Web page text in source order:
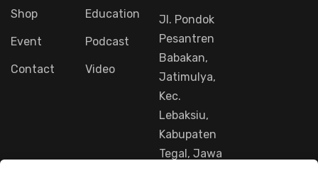
Shop
Event
Contact
Education
Podcast
Video
Jl. Pondok
Pesantren
Babakan,
Jatimulya,
Kec.
Lebaksiu,
Kabupaten
Tegal, Jawa